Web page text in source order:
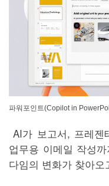
파워포인트(Copilot in
AI가 보고서, 프레
업무용 이메일 작성
다임의 변화가 찾아오